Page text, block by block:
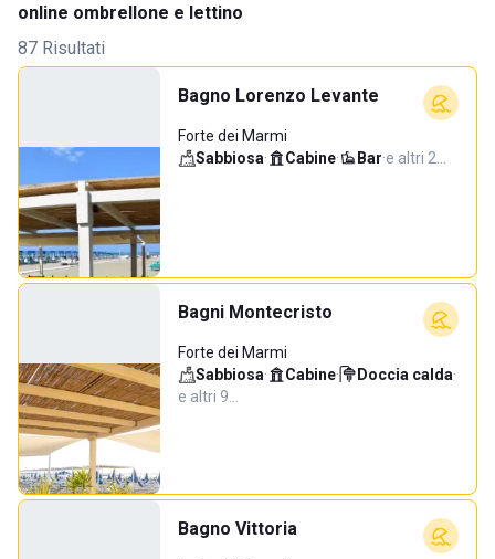
online ombrellone e lettino
87 Risultati
Bagno Lorenzo Levante
Forte dei Marmi
Sabbiosa· Cabine· Bar·e altri 2…
Bagni Montecristo
Forte dei Marmi
Sabbiosa· Cabine· Doccia calda·
e altri 9…
Bagno Vittoria